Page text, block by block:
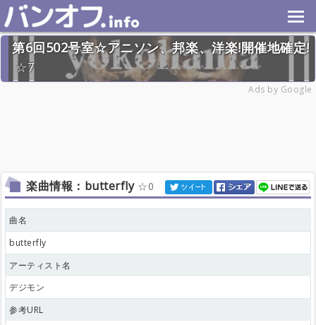
第6回502号室☆アニソン、邦楽、洋楽!開催地確定!
7
Ads by Google
楽曲情報：butterfly 0
曲名
butterfly
アーティスト名
デジモン
参考URL